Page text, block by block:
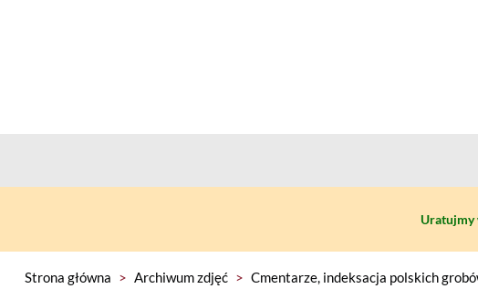
Uratujmy
Strona główna > Archiwum zdjęć > Cmentarze, indeksacja polskich